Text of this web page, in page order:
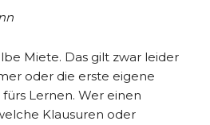
Miete. Das gilt zwar leider
oder die erste eigene
Lernen. Wer einen
Klausuren oder